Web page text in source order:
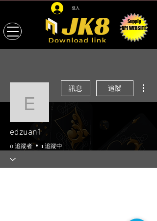
登入
Supply
API WEBSITE
edzuan1
訊息 追蹤
edzuan1
0 追蹤者 1 追蹤中